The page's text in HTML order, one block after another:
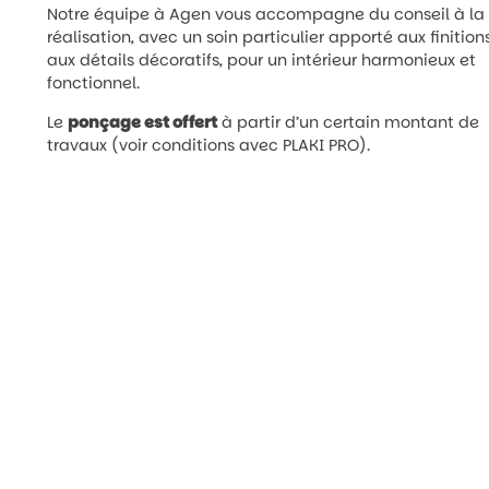
Notre équipe à Agen vous accompagne du conseil à la
réalisation, avec un soin particulier apporté aux
aux détails décoratifs, pour un intérieur harmonieux et
fonctionnel.
Le ponçage est offertà partir d’un certain montant de
travaux (voir conditions avec PLAKI PRO).